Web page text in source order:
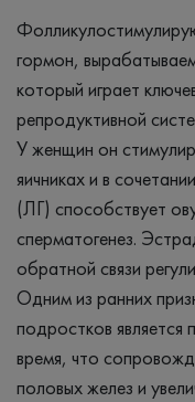
гормон,
который играет
репродуктивной
У женщин он
яичниках и в
(ЛГ) способствует
сперматогенез.
обратной связи
Одним из ранних
подростков
время, что
половых желез и